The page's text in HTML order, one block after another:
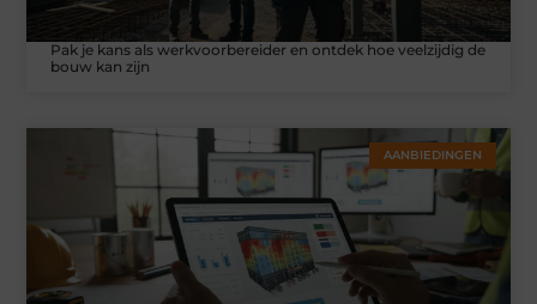
Pak je kans als werkvoorbereider en ontdek hoe veelzijdig de
bouw kan zijn
AANBIEDINGEN